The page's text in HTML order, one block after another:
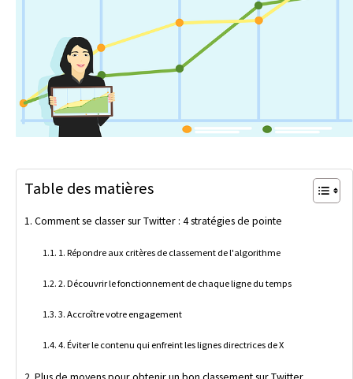
Table des matières
Comment se classer sur Twitter : 4 stratégies de pointe
1. Répondre aux critères de classement de l'algorithme
2. Découvrir le fonctionnement de chaque ligne du temps
3. Accroître votre engagement
4. Éviter le contenu qui enfreint les lignes directrices de X